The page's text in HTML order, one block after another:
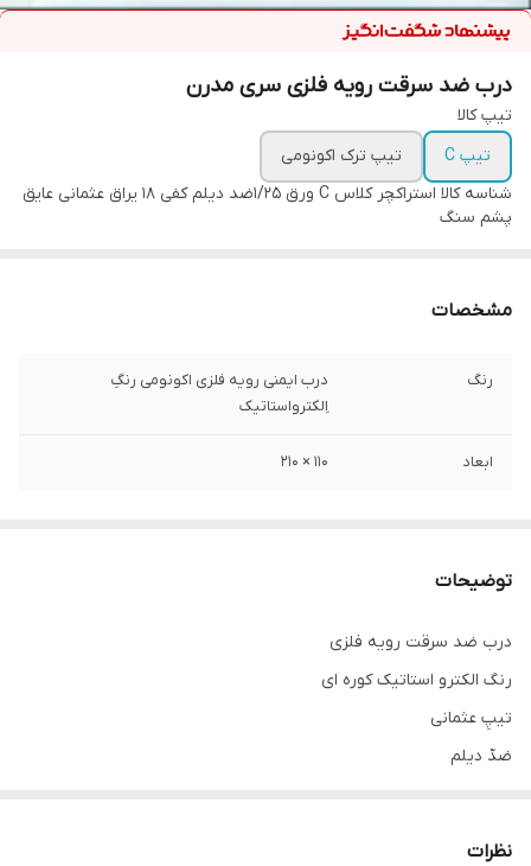
درب ضد سرقت رویه فلزی سری مدرن
تیپ کالا
تیپ C
تیپ ترک اکونومی
شناسه کالا
استراکچر کلاس C ورق 1/25ضد دیلم کفی 18 یراق عثمانی عایق
پشم سنگ
مشخصات
رنگ
درب ایمنی رویه فلزی اکونومی رنگِ
اِلکترواستاتیک
ابعاد ۱۱۰ × ۲۱۰
توضیحات
درب ضد سرقت رویه فلزی
رنگ الکترو استاتیک کوره ای
تیپِ عثمانی
ضدّ دیلم
نظرات